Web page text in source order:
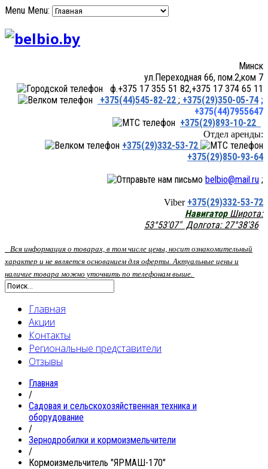
Menu Menu:
Минск
ул.Переходная 66, пом.2,ком 7
ф.+375 17 355 51 82,+375 17 374 65 11
+375(44)545-82-22 ; +375(29)350-05-74 ;
+375(44)7955647
+375(29)893-10-22
Отдел аренды:
+375(29)332-53-72
+375(29)850-93-64
belbio@mail.ru ;
Viber +375(29)332-53-72
НавигаторШирота:
53°53'07" Долгота: 27°38'36
Вся информация о товарах, в том числе цены, носит ознакомительный
характер и не является основанием для оферты. Актуальные цены и
наличие товара можно уточнить по телефонам выше.
Главная
Акции
Контакты
Региональные представители
Отзывы
Главная
/
Садовая и сельскохозяйственная техника и
оборудование
/
Зернодробилки и кормоизмельчители
/
Кормоизмельчитель "ЯРМАШ-170"